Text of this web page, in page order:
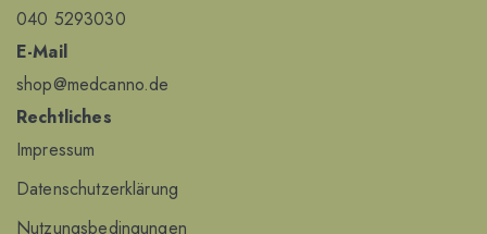
040 5293030
E-Mail
shop@medcanno.de
Rechtliches
Impressum
Datenschutzerklärung
Nutzungsbedingungen